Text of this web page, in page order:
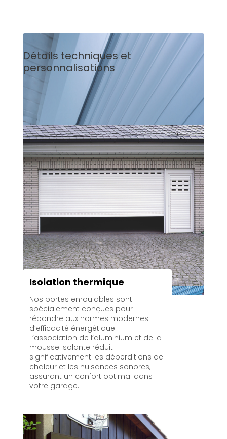
Détails techniques et
personnalisations
Isolation thermique
Nos portes enroulables sont
spécialement conçues pour
répondre aux normes modernes
d’efficacité énergétique.
L’association de l’aluminium et de la
mousse isolante réduit
significativement les déperditions de
chaleur et les nuisances sonores,
assurant un confort optimal dans
votre garage.